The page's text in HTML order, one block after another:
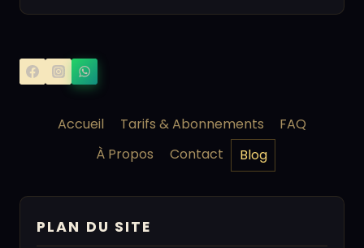
Accueil Tarifs & Abonnements
FAQ
À Propos
Contact Blog
PLAN DU SITE